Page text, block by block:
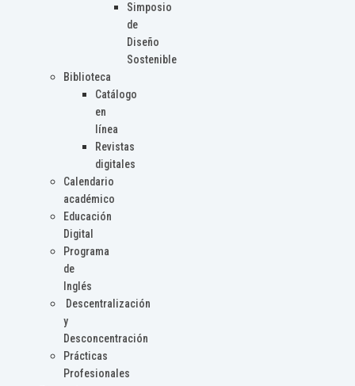
Simposio
de
Diseño
Sostenible
Biblioteca
Catálogo
en
línea
Revistas
digitales
Calendario
académico
Educación
Digital
Programa
de
Inglés
Descentralización
y
Desconcentración
Prácticas
Profesionales